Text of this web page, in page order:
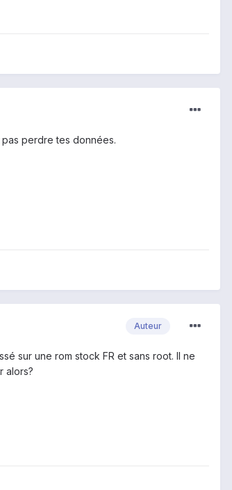
perdre tes données.
Auteur
sur une rom stock FR et sans root. Il ne
alors?